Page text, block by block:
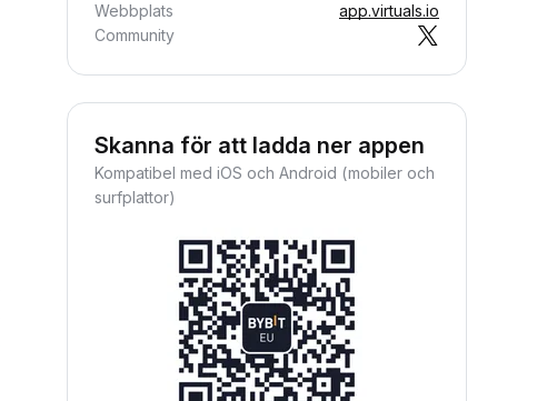
Webbplats
app.virtuals.io
Community
Skanna för att ladda ner appen
Kompatibel med iOS och Android (mobiler och
surfplattor)